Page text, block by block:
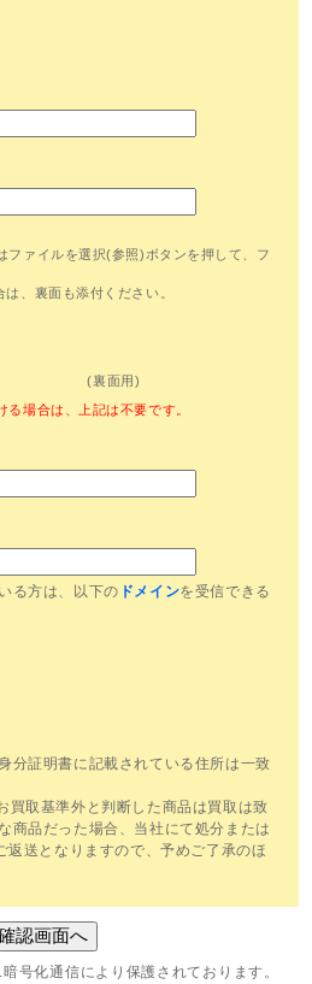
ファイルを選択(参照)ボタンを押して、フ
、裏面も添付ください。
(裏面用)
場合は、上記は不要です。
る方は、以下の ドメインを受信できる
分証明書に記載されている住所は一致
買取基準外と判断した商品は買取は致
商品だった場合、当社にて処分または
返送となりますので、予めご了承のほ
号化通信により保護されております。